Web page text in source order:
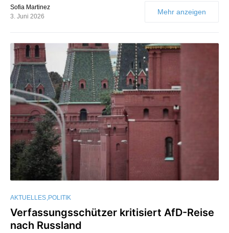
Sofia Martinez
3. Juni 2026
Mehr anzeigen
AKTUELLES POLITIK
Verfassungsschützer kritisiert AfD-Reise
nach Russland